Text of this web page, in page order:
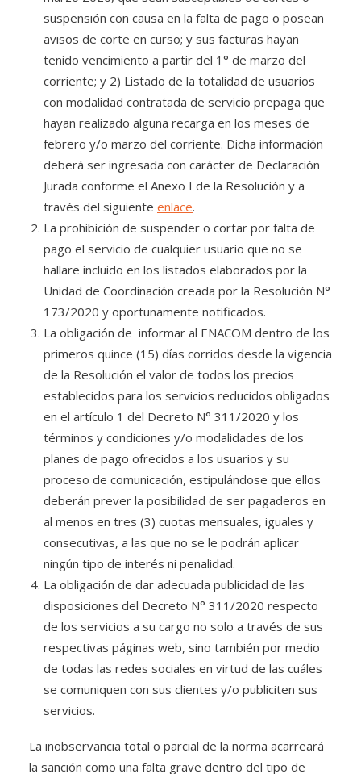
suspensión con causa en la falta de pago o posean
avisos de corte en curso; y sus facturas hayan
tenido vencimiento a partir del 1° de marzo del
corriente; y 2) Listado de la totalidad de usuarios
con modalidad contratada de servicio prepaga que
hayan realizado alguna recarga en los meses de
febrero y/o marzo del corriente. Dicha información
deberá ser ingresada con carácter de Declaración
Jurada conforme el Anexo I de la Resolución y a
través del siguiente enlace.
La prohibición de suspender o cortar por falta de
pago el servicio de cualquier usuario que no se
hallare incluido en los listados elaborados por la
Unidad de Coordinación creada por la Resolución N°
173/2020 y oportunamente notificados.
La obligación de informar al ENACOM dentro de los
primeros quince (15) días corridos desde la vigencia
de la Resolución el valor de todos los precios
establecidos para los servicios reducidos obligados
en el artículo 1 del Decreto N° 311/2020 y los
términos y condiciones y/o modalidades de los
planes de pago ofrecidos a los usuarios y su
proceso de comunicación, estipulándose que ellos
deberán prever la posibilidad de ser pagaderos en
al menos en tres (3) cuotas mensuales, iguales y
consecutivas, a las que no se le podrán aplicar
ningún tipo de interés ni penalidad.
La obligación de dar adecuada publicidad de las
disposiciones del Decreto N° 311/2020 respecto
de los servicios a su cargo no solo a través de sus
respectivas páginas web, sino también por medio
de todas las redes sociales en virtud de las cuáles
se comuniquen con sus clientes y/o publiciten sus
servicios.
La inobservancia total o parcial de la norma acarreará
la sanción como una falta grave dentro del tipo de